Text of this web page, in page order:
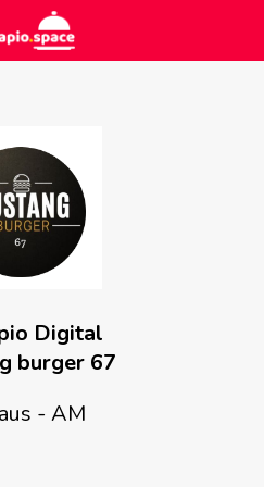
Digital
burger 67
- AM